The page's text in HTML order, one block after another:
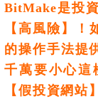
BitMake是投
【高風險】
的操作手法提
千萬要小心這
【假投資網站